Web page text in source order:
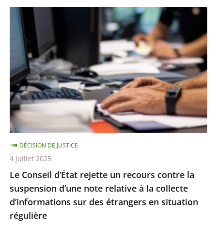
de
Bougival
Journal
officiel
Conseil
d’État
rejette
un
recours
contre
la
suspension
d’une
note
relative
à
la
collecte
d’informations
Le Conseil d’État rejette un recours contre la
suspension d’une note relative à la collecte
d’informations sur des étrangers en situation
régulière
DÉCISION DE JUSTICE
4 juillet 2025